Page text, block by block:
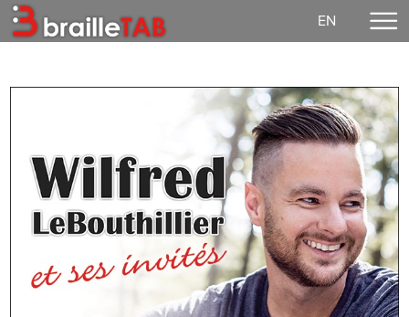
Faire un don
Concerts
EzGuit
Partitions
Média
Connexion
Notre mission
EN